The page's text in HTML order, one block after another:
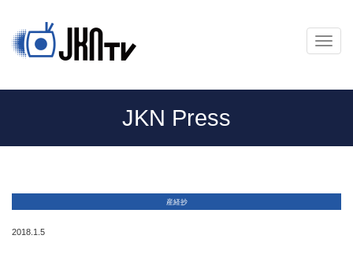
メ
ニ
ー
JKN Press
産経抄
2018.1.5